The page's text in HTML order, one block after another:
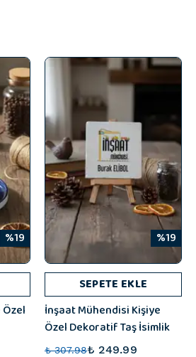
%19 %19
SEPETE EKLE
İnşaat Mühendisi Kişiye
Özel Dekoratif Taş İsimlik
₺ 307.98₺ 249.99